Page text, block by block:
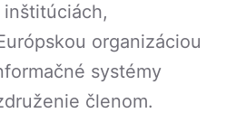
organizáciou
systémy
členom.